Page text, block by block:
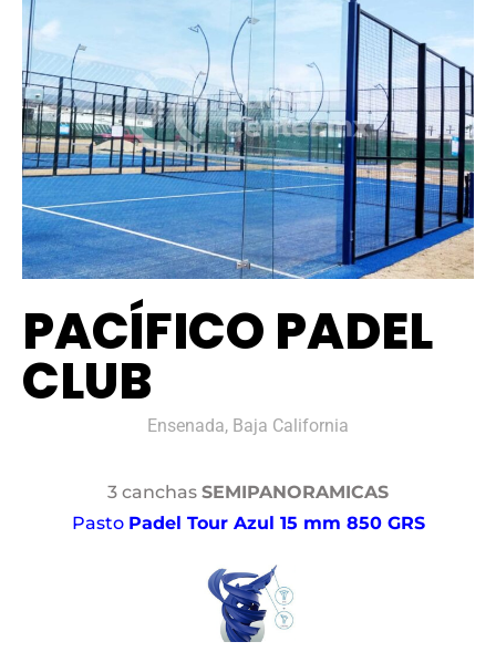
PACÍFICO PADEL
CLUB
Ensenada, Baja California
3 canchas SEMIPANORAMICAS
Pasto Padel Tour Azul 15 mm 850 GRS